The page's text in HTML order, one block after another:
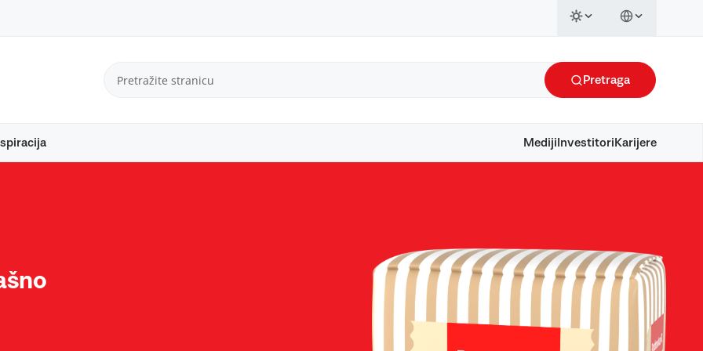
Pretraga
Mediji Investitori Karijere